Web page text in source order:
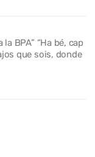
BPA” “Ha bé, cap
que sois, donde